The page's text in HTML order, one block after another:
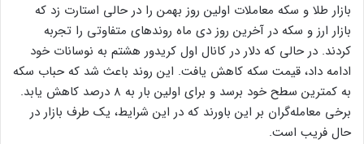
بازار طلا و سکه معاملات اولین روز بهمن را در حالی استارت زد که
بازار ارز و سکه در آخرین روز دی ماه روندهای متفاوتی را تجربه
کردند. در حالی که دلار در کانال اول کریدور هشتم به نوسانات خود
ادامه داد، قیمت سکه کاهش یافت. این روند باعث شد که حباب سکه
به کمترین سطح خود برسد و برای اولین بار به ۸ درصد کاهش یابد.
برخی معامله‌گران بر این باورند که در این شرایط، یک طرف بازار در
حال فریب است.